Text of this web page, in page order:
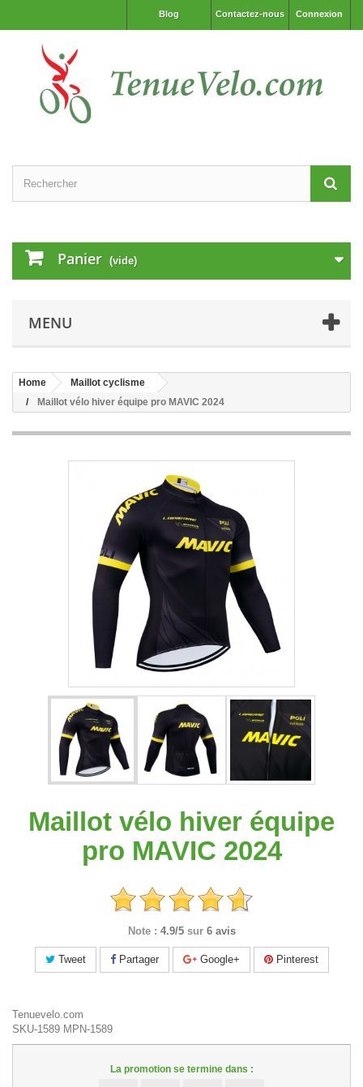
Connexion
Contactez-nous
Blog
Panier (vide)
MENU
Home
Maillot cyclisme
Maillot vélo hiver équipe pro MAVIC 2024
Maillot vélo hiver équipe
pro MAVIC 2024
Note : 4.9/5 sur 6 avis
Tweet Partager Google+ Pinterest
Tenuevelo.com
SKU-1589 MPN-1589
La promotion se termine dans :